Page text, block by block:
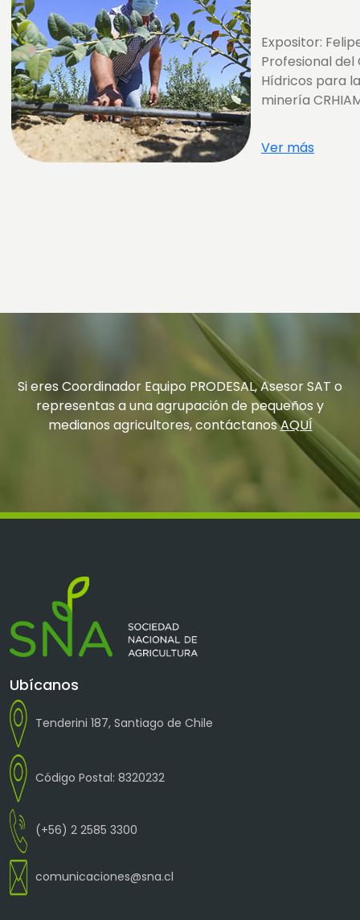
Expositor:
Profesional del
Hídricos para
minería
Ver más
Si eres Coordinador Equipo PRODESAL, Asesor SAT o
representas a una agrupación de pequeños y
medianos agricultores, contáctanosAQUÍ
Ubícanos
Tenderini 187, Santiago de Chile
Código Postal: 8320232
(+56) 2 2585 3300
comunicaciones@sna.cl